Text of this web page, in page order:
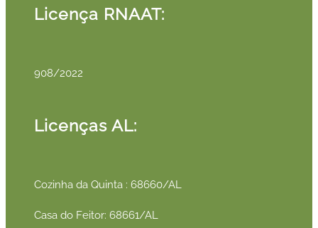
Licença RNAAT:
908/2022
Licenças AL:
Cozinha da Quinta : 68660/AL
Casa do Feitor: 68661/AL